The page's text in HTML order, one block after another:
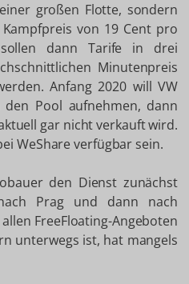
großen Flotte, sondern
von 19 Cent pro
dann Tarife in drei
Minutenpreis
Anfang 2020 will VW
Pool aufnehmen, dann
gar nicht verkauft wird.
WeShare verfügbar sein.
den Dienst zunächst
Prag und dann nach
FreeFloating-Angeboten
unterwegs ist, hat mangels